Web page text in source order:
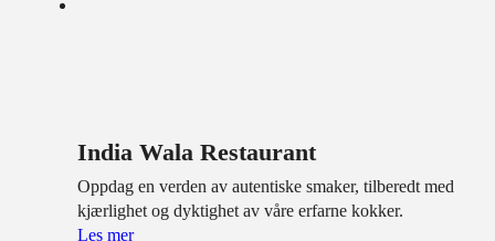
India Wala Restaurant
Oppdag en verden av autentiske smaker, tilberedt med
kjærlighet og dyktighet av våre erfarne kokker.
Les mer